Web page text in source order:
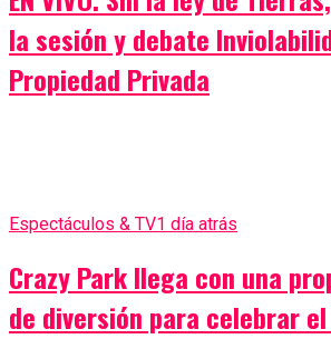
la sesión y debate
Propiedad Privada
Espectáculos & TV1 día atrás
Crazy Park llega con una
de diversión para celebrar el